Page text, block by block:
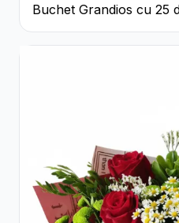
Buchet Grandios cu 25
Roșii